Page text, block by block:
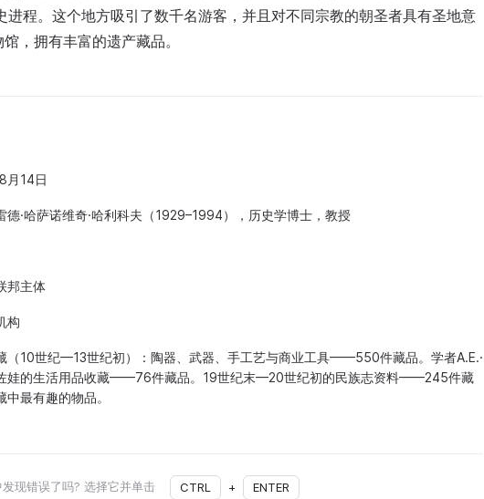
程。这个地方吸引了数千名游客，并且对不同宗教的朝圣者具有圣地意
，拥有丰富的遗产藏品。
月14日
德·哈萨诺维奇·哈利科夫（1929–1994），历史学博士，教授
邦主体
构
（10世纪—13世纪初）：陶器、武器、手工艺与商业工具——550件藏品。学者A.E.·
娃的生活用品收藏——76件藏品。19世纪末—20世纪初的民族志资料——245件藏
中最有趣的物品。
现错误了吗? 选择它并单击 CTRL + ENTER